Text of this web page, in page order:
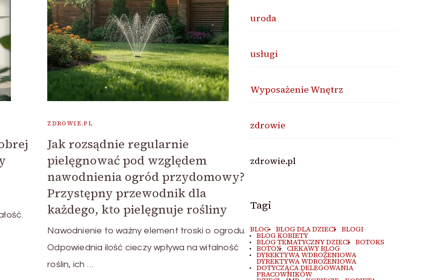
ZDROWIE.PL
Jak rozsądnie regularnie
pielęgnować pod względem
nawodnienia ogród przydomowy?
Przystępny przewodnik dla
każdego, kto pielęgnuje rośliny
Nawodnienie to ważny element troski o ogrodu.
Odpowiednia ilość cieczy wpływa na witalność
roślin, ich …
uroda
usługi
Wyposażenie Wnętrz
zdrowie
zdrowie.pl
Tagi
BLOG BLOG DLA DZIECI BLOGI
BLOG KOBIETY
BLOG TEMATYCZNY DZIECI BOTOKS
BOTOX CIEKAWY BLOG
DYREKTYWA WDROŻENIOWA
DYREKTYWA WDROŻENIOWA
DOTYCZĄCA DELEGOWANIA
PRACOWNIKÓW